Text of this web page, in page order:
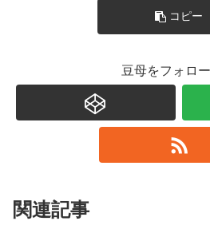
コピー
豆母をフォロ
関連記事